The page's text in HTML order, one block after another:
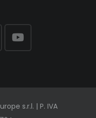
s.r.l. | P. IVA